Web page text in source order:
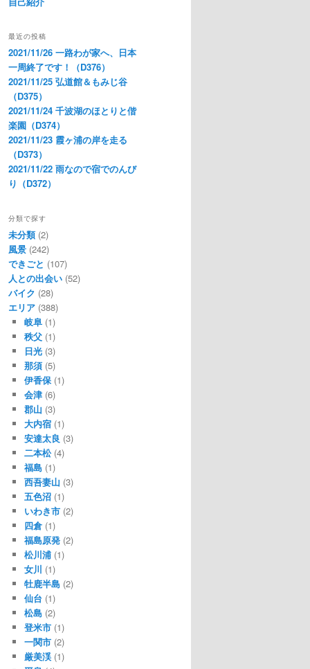
最近の投稿
2021/11/26 一路わが家へ、日本
一周終了です！（D376）
2021/11/25 弘道館＆もみじ谷
（D375）
2021/11/24 千波湖のほとりと偕
楽園（D374）
2021/11/23 霞ヶ浦の岸を走る
（D373）
2021/11/22 雨なので宿でのんび
り（D372）
分類で探す
未分類(2)
風景 (242)
できごと (107)
人との出会い (52)
バイク (28)
エリア (388)
岐阜(1)
秩父(1)
日光(3)
那須(5)
伊香保(1)
会津(6)
郡山 (3)
大内宿(1)
安達太良 (3)
二本松(4)
福島(1)
西吾妻山 (3)
五色沼(1)
いわき市(2)
四倉(1)
福島原発(2)
松川浦(1)
女川 (1)
牡鹿半島(2)
仙台 (1)
松島(2)
登米市(1)
一関市(2)
厳美渓(1)